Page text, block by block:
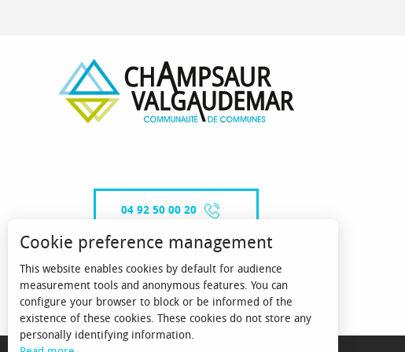
04 92 50 00 20
CONTACT-US
MENTIONS LÉGALES
Cookie preference management
This website enables cookies by default for audience
measurement tools and anonymous features. You can
configure your browser to block or be informed of the
existence of these cookies. These cookies do not store any
personally identifying information.